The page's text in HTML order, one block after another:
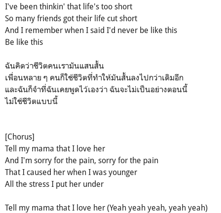
I've been thinkin' that life's too short
So many friends got their life cut short
And I remember when I said I'd never be like this
Be like this
ฉันคิดว่าชีวิตคนเรามันแสนสั้น
เพื่อนหลาย ๆ คนก็ใช้ชีวิตที่ทำให้มันสั้นลงไปกว่าเดิมอีก
และฉันก็จำที่ฉันเคยพูดไว้เองว่า ฉันจะไม่เป็นอย่างตอนนี้
ไม่ใช้ชีวิตแบบนี้
[Chorus]
Tell my mama that I love her
And I'm sorry for the pain, sorry for the pain
That I caused her when I was younger
All the stress I put her under
Tell my mama that I love her (Yeah yeah yeah, yeah yeah)